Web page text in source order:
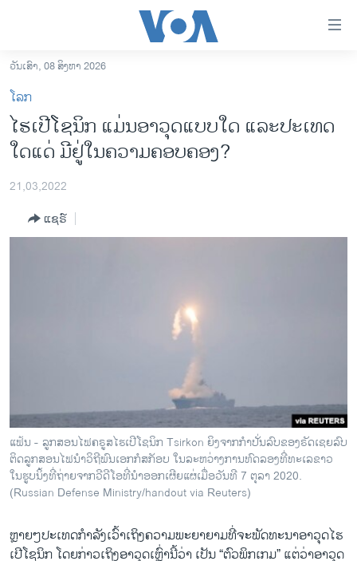
ເຂົ້າ
ຫາ
ຂ້າມ
ຂ້າມ
ຂ້າມ
ຫາ
ອາເມຣິກາ
ການເລືອກຕັ້ງ ປະທານາທີບໍດີ ສະຫະລັດ 2024
ຂ່າວ​ຈີນ
ໂລກ
ພາສາອັງກິດ
ວີດີໂອ
ສຽງ
ລາຍງານ
ຕິດຕາມພວກເຮົາ ທີ່
ວັນເສົາ, 08 ສິງຫາ 2026
ໂລກ
ໄຮເປີໂຊນິກ ແມ່ນອາວຸດແບບໃດ ແລະປະເທດ
ໃດແດ່ ມີຢູ່ໃນຄວາມຄອບຄອງ?
21,03,2022
ແຊຣ໌
ແຟ້ນ - ລູກສອນໄຟຄຣູສໄຮເປີໂຊນິກ Tsirkon ຍິງຈາກກຳປັ່ນລົບຂອງຣັດເຊຍລົບ
ຕິດລູກສອນໄຟນຳວິຖີພົນເອກກໍສກັອບ ໃນລະຫວ່າງການທົດລອງທີ່ທະເລຂາວ
ໃນຮູບນິ້ງທີ່ຖ່າຍຈາກວີດີໂອທີ່ນຳອອກເຜີຍແຜ່ເມື່ອວັນທີ 7 ຕຸລາ 2020.
(Russian Defense Ministry/handout via Reuters)
ຫຼາຍໆ​ປະ​ເທດ​ກຳ​ລັງ​ເວົ້າ​ເຖິງ​ຄວາມ​ພະ​ຍາ​ຍາມ​ທີ່​ຈະ​ພັດ​ທະ​ນາ​ອາ​ວຸດ​ໄຮ​
ເປີ​ໂຊ​ນິກ ໂດຍ​ກ່າວ​ເຖິງ​ອາ​ວຸດ​ເຫຼົ່າ​ນີ້​ວ່າ ເປັນ “​ຕົວພິກ​ເກມ​” ແຕ່​ວ່າ​ອາ​ວຸດ​